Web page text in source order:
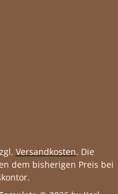
Versandkosten. Die
dem bisherigen Preis bei